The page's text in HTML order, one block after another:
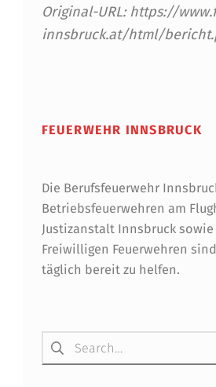
Original-URL: https://
innsbruck.at/html/
FEUERWEHR INNSBRUCK
Die Berufsfeuerwehr
Betriebsfeuerwehren am
Justizanstalt Innsbruck sowie
Freiwilligen Feuerwehren
täglich bereit zu helfen.
Suchen nach: